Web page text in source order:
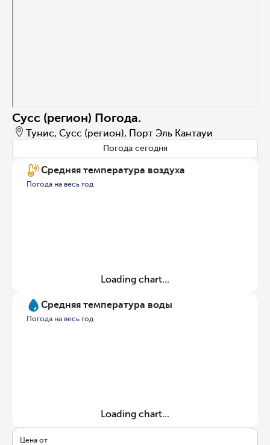
Сусс (регион) Погода.
Тунис, Сусс (регион), Порт Эль Кантауи
Погода сегодня
Средняя температура воздуха
Погода на весь год
Loading chart...
Средняя температура воды
Погода на весь год
Loading chart...
Цена от